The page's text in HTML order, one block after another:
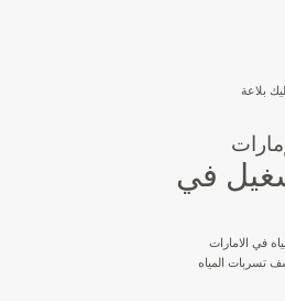
بلاعة
في
في الامارات
تسربات المياه